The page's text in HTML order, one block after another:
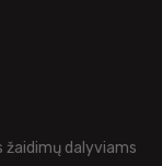
žaidimų dalyviams